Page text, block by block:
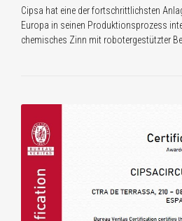
Cipsa hat eine der fortschrittlichsten
Europa in seinen Produktionsprozess
chemisches Zinn mit robotergestützter